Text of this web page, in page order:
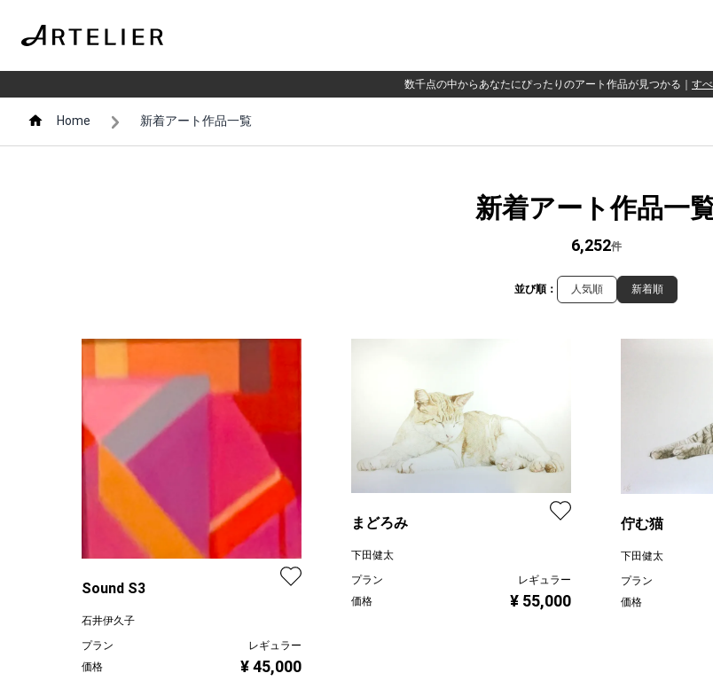
数千点の中からあなたにぴったりのアート作品が見つかる す
Home 新着アート作品一覧
新着アート作品一
6,252件
並び順： 人気順 新着順
Sound S3
石井伊久子
プラン
レギュラー
価格
¥ 45,000
まどろみ
下田健太
プラン
レギュラー
価格
¥ 55,000
佇む猫
下田健太
プラン
価格